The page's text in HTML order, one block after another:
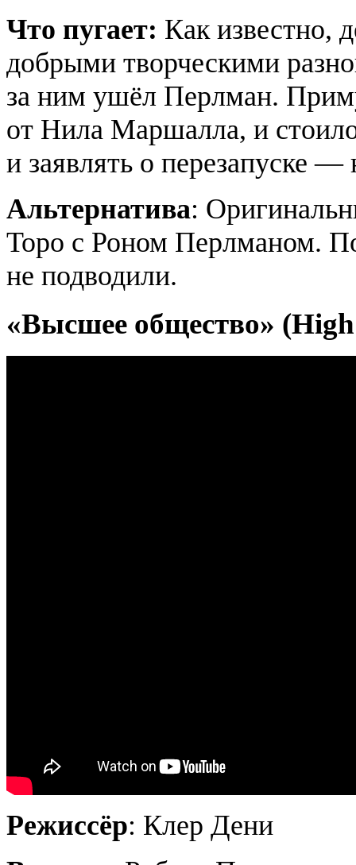
Что пугает: Как известно,
добрыми творческими
за ним ушёл Перлман.
от Нила Маршалла, и
и заявлять о перезапуске
Альтернатива:
Торо с Роном Перлманом.
не подводили.
«Высшее общество»
Режиссёр: Клер Дени